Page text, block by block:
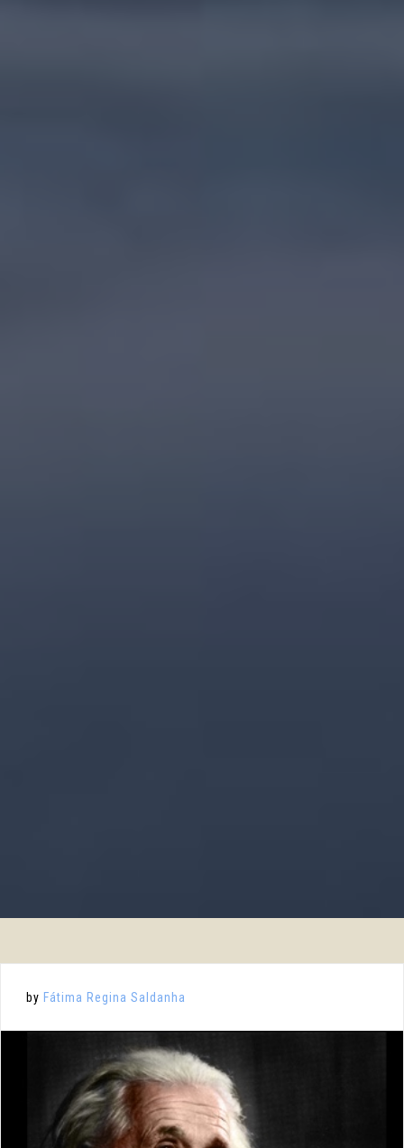
by Fátima Regina Saldanha